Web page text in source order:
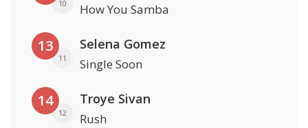
10 How You Samba
13
11
Selena Gomez
Single Soon
14
12
Troye Sivan
Rush